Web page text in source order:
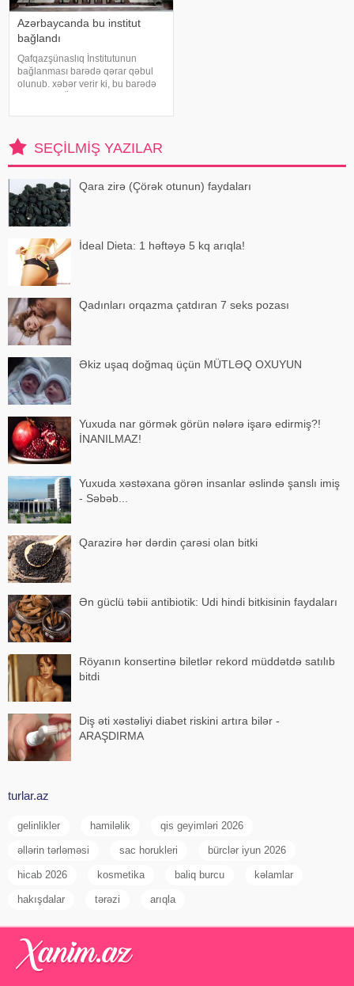
Azərbaycanda bu institut
bağlandı
Qafqazşünaslıq İnstitutunun
bağlanması barədə qərar qəbul
olunub. xəbər verir ki, bu barədə
SEÇILMIŞ YAZILAR
Qara zirə (Çörək otunun) faydaları
İdeal Dieta: 1 həftəyə 5 kq arıqla!
Qadınları orqazma çatdıran 7 seks pozası
Əkiz uşaq doğmaq üçün MÜTLƏQ OXUYUN
Yuxuda nar görmək görün nələrə işarə edirmiş?!
İNANILMAZ!
Yuxuda xəstəxana görən insanlar əslində şanslı imiş
- Səbəb...
Qarazirə hər dərdin çarəsi olan bitki
Ən güclü təbii antibiotik: Udi hindi bitkisinin faydaları
Röyanın konsertinə biletlər rekord müddətdə satılıb
bitdi
Diş əti xəstəliyi diabet riskini artıra bilər -
ARAŞDIRMA
turlar.az
gelinlikler hamiləlik qis geyimləri 2026
əllərin tərləməsi sac horukleri bürclər iyun 2026
hicab 2026 kosmetika baliq burcu kəlamlar
hakışdalar tərəzi arıqla